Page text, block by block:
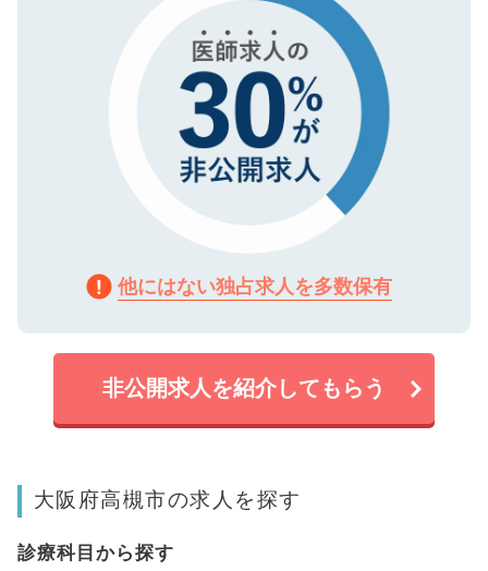
他にはない独占求人を多数保有
非公開求人を紹介してもらう
大阪府高槻市の求人を探す
診療科目から探す